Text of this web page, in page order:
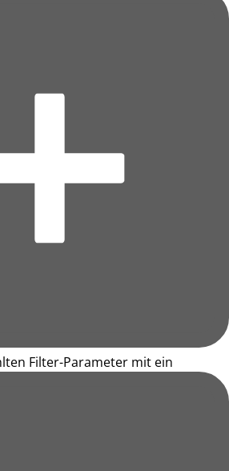
Filter-Parameter mit ein